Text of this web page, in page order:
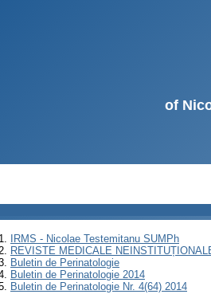
of
IRMS - Nicolae Testemitanu SUMPh
REVISTE MEDICALE
Buletin de Perinatologie
Buletin de Perinatologie 2014
Buletin de Perinatologie Nr. 4(64) 2014